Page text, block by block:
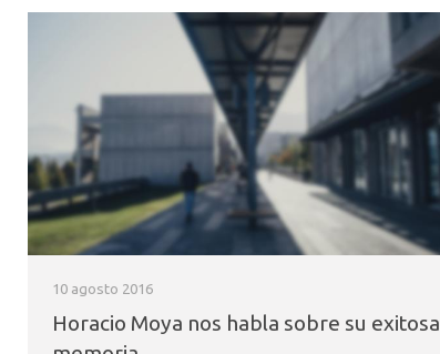
10 agosto 2016
Horacio Moya nos habla sobre su exitosa